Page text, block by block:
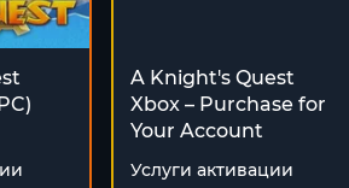
A Knight's Quest
Xbox – Purchase for
Your Account
Услуги активации